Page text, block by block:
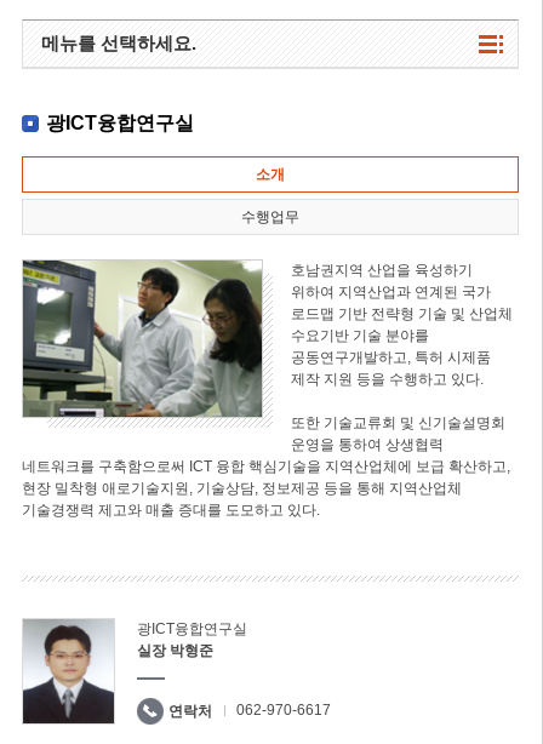
메뉴를 선택하세요.
광ICT융합연구실
소개
수행업무
호남권지역 산업을 육성하기
위하여 지역산업과 연계된 국가
로드맵 기반 전략형 기술 및 산업체
수요기반 기술 분야를
공동연구개발하고, 특허 시제품
제작 지원 등을 수행하고 있다.
또한 기술교류회 및 신기술설명회
운영을 통하여 상생협력
네트워크를 구축함으로써 ICT 융합 핵심기술을 지역산업체에 보급 확산하고,
현장 밀착형 애로기술지원, 기술상담, 정보제공 등을 통해 지역산업체
기술경쟁력 제고와 매출 증대를 도모하고 있다.
광ICT융합연구실
실장 박형준
연락처 062-970-6617